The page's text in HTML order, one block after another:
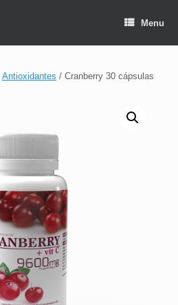
Menu
Antioxidantes / Cranberry 30 cápsulas